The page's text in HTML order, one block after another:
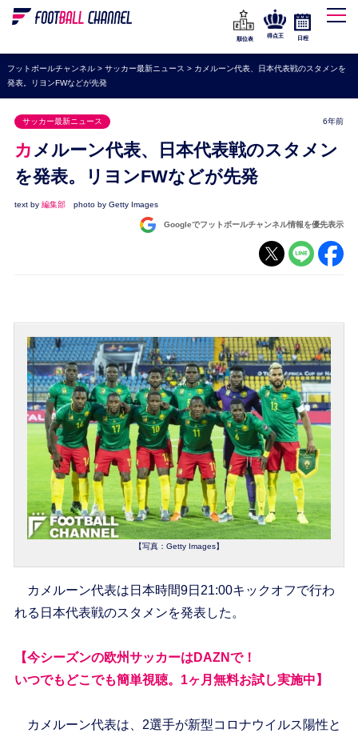
WEリーグ
海外サッカー
プレミアリーグ
ラ・リーガ
セリエA
ブンデスリーガ
UEFA
ナショナルチーム
順位表
得点王 日程
フットボールチャンネル> サッカー最新ニュース > カメルーン代表、日本代表戦のスタメンを
発表。リヨンFWなどが先発
サッカー最新ニュース 6年前
カメルーン代表、日本代表戦のスタメン
を発表。リヨンFWなどが先発
text by 編集部 photo by Getty Images
Googleでフットボールチャンネル情報を優先表示
【写真：Getty Images】
カメルーン代表は日本時間9日21:00キックオフで行わ
れる日本代表戦のスタメンを発表した。
【今シーズンの欧州サッカーはDAZNで！
いつでもどこでも簡単視聴。1ヶ月無料お試し実施中】
カメルーン代表は、2選手が新型コロナウイルス陽性と